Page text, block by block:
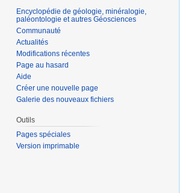
Encyclopédie de géologie, minéralogie,
paléontologie et autres Géosciences
Communauté
Actualités
Modifications récentes
Page au hasard
Aide
Créer une nouvelle page
Galerie des nouveaux fichiers
Outils
Pages spéciales
Version imprimable